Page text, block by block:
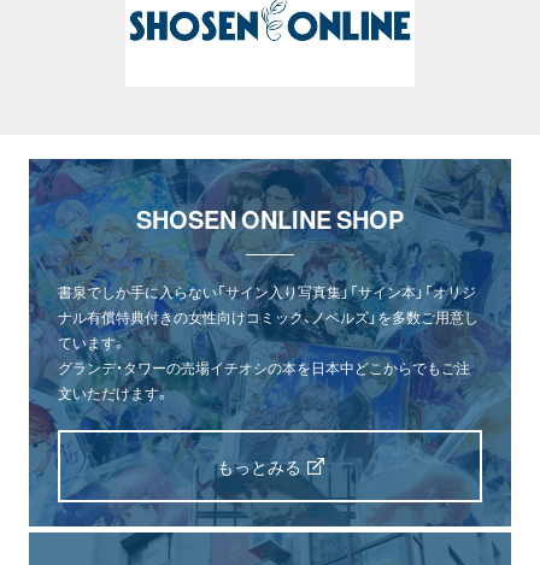
SHOSEN ONLINE SHOP
書泉でしか手に入らない「サイン入り写真集」「サイン本」「オリジ
ナル有償特典付きの女性向けコミック、ノベルズ」を多数ご用意し
ています。
グランデ・タワーの売場イチオシの本を日本中どこからでもご注
文いただけます。
もっとみる